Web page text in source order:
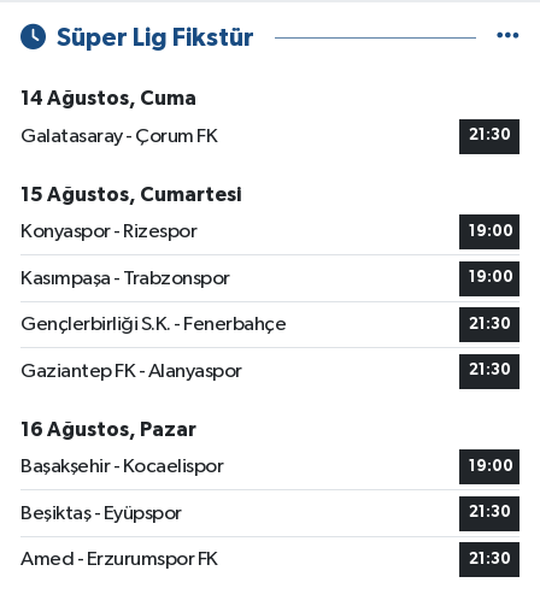
Süper Lig Fikstür
14 Ağustos, Cuma
Galatasaray - Çorum FK
21:30
15 Ağustos, Cumartesi
Konyaspor - Rizespor
19:00
Kasımpaşa - Trabzonspor 19:00
Gençlerbirliği S.K. - Fenerbahçe 21:30
Gaziantep FK - Alanyaspor 21:30
16 Ağustos, Pazar
Başakşehir - Kocaelispor
19:00
Beşiktaş - Eyüpspor 21:30
Amed - Erzurumspor FK 21:30